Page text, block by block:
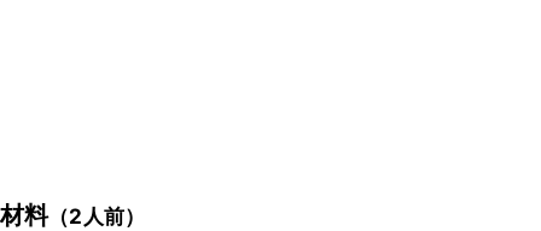
材料（2人前）